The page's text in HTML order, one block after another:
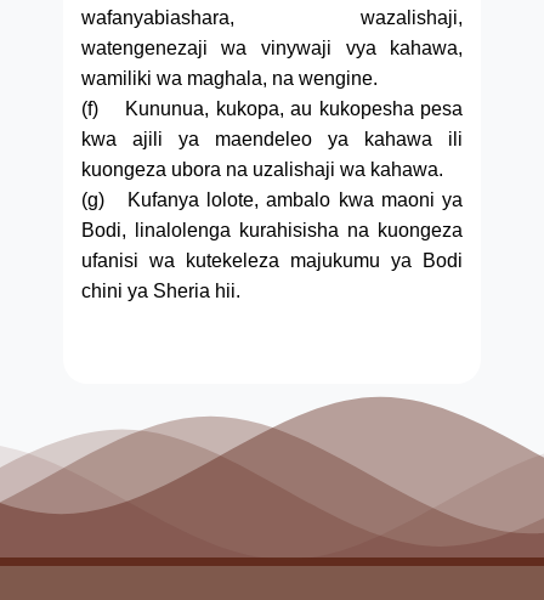
wafanyabiashara, wazalishaji,
watengenezaji wa vinywaji vya kahawa,
wamiliki wa maghala, na wengine.
(f) Kununua, kukopa, au kukopesha pesa
kwa ajili ya maendeleo ya kahawa ili
kuongeza ubora na uzalishaji wa kahawa.
(g) Kufanya lolote, ambalo kwa maoni ya
Bodi, linalolenga kurahisisha na kuongeza
ufanisi wa kutekeleza majukumu ya Bodi
chini ya Sheria hii.